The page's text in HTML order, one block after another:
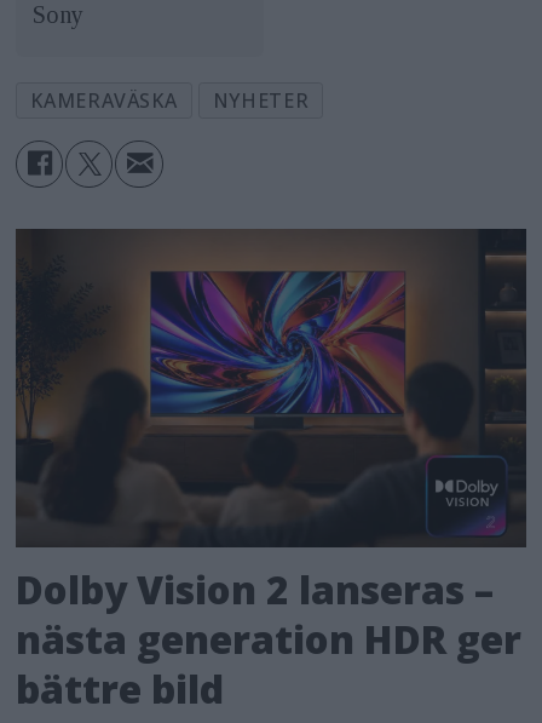
Sony
KAMERAVÄSKA NYHETER
Dolby Vision 2 lanseras –
nästa generation HDR ger
bättre bild